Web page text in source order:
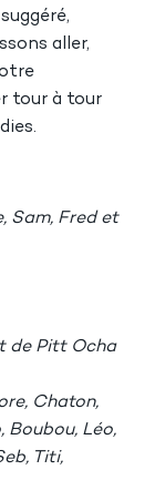
aller,
tour à tour
Sam, Fred et
de Pitt Ocha
Chaton,
Boubou, Léo,
Titi,